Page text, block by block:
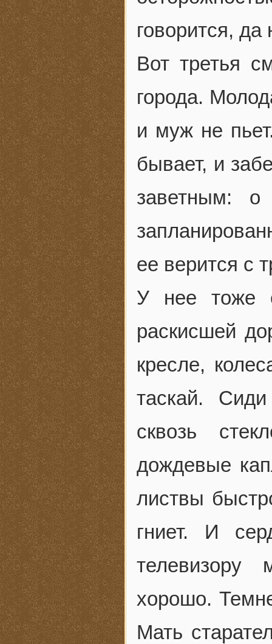
говорится,
Вот третья
города.
и муж не
бывает, и
заветным:
ее верится с
У нее тоже
раскисшей
кресле,
таскай.
сквозь
дождевые
листвы
гниет. И
телевизору
хорошо.
Мать